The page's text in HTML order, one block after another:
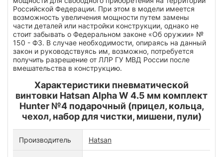
Российской Федерации. При этом в модели имеется
возможность увеличения мощности путем замены
части деталей или настройки конструкции, однако не
стоит забывать о Федеральном законе «Об оружии» №
150 - ФЗ. В случае необходимости, опираясь на данный
закон и руководствуясь им, возможно, потребуется
получить разрешение от ЛЛР ГУ МВД России после
вмешательства в конструкцию.
Характеристики пневматической
винтовки Hatsan Alpha W 4.5 мм комплект
Hunter №4 подарочный (прицел, кольца,
чехол, набор для чистки, мишени, пули)
Производитель Hatsan